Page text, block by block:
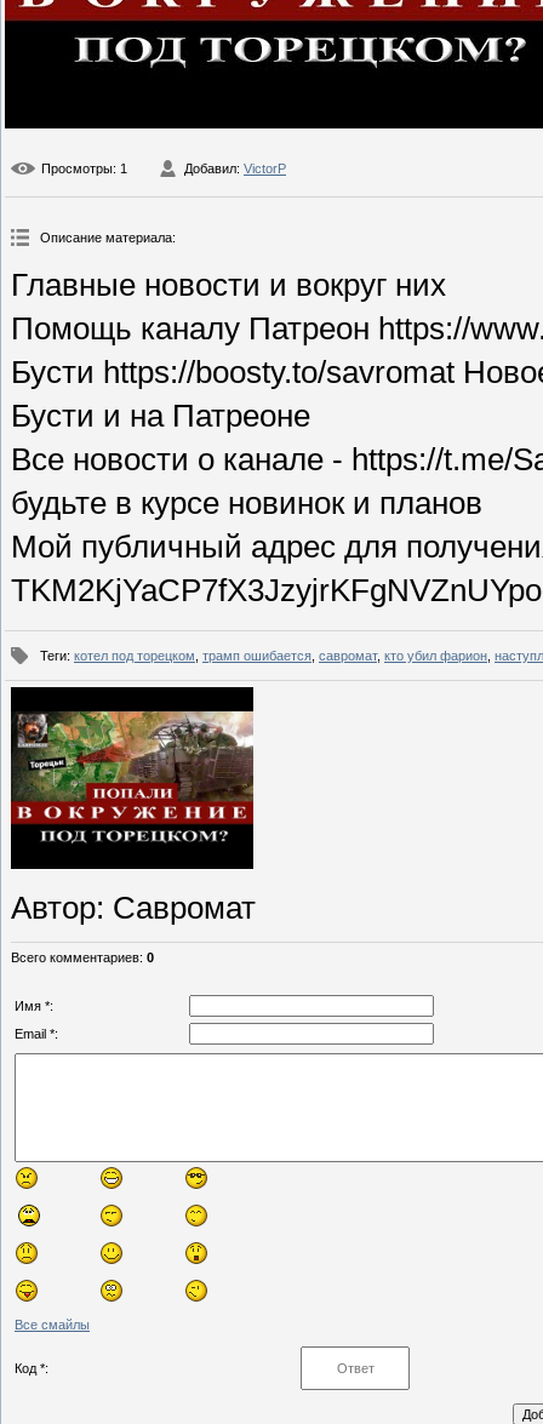
Просмотры: 1 Добавил: VictorP
Описание материала:
Главные новости и вокруг них
Помощь каналу Патреон https://
Бусти https://boosty.to/savromat
Бусти и на Патреоне
Все новости о канале - https://t.me/
будьте в курсе новинок и планов
Мой публичный адрес для
Теги: котел под торецком трамп ошибается савромат, кто убил фарион
Автор: Савромат
Всего комментариев: 0
Имя *:
Email *:
Все смайлы
Код *: